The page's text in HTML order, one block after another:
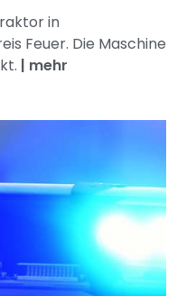
in
Feuer. Die Maschine
| mehr